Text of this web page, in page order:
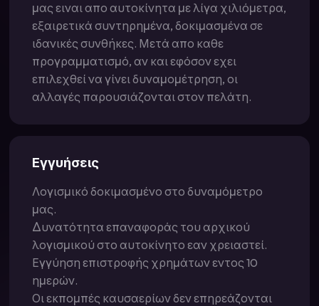
μας ειναι απο αυτοκίνητα με λίγα χιλιόμετρα,
εξαιρετικά συντηρημένα, δοκιμασμένα σε
ιδανικές συνθήκες. Μετά απο καθε
προγραμματισμό, αν και εφόσον εχει
επιλεχθεί να γίνει δυναμομέτρηση, οι
αλλαγές παρουσιάζονται στον πελάτη.
Εγγυήσεις
Λογισμικό δοκιμασμένο στο δυναμόμετρο
μας.
Δυνατότητα επαναφοράς του αρχικού
λογισμικού στο αυτοκίνητο εαν χρειαστεί.
Εγγύηση επιστροφής χρημάτων εντος 10
ημερών.
Οι εκπομπές καυσαερίων δεν επηρεάζονται